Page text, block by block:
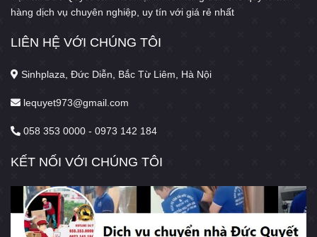
hàng dịch vụ chuyên nghiệp, uy tín với giá rẻ nhất
LIÊN HỆ VỚI CHÚNG TÔI
Sinhplaza, Đức Diễn, Bắc Từ Liêm, Hà Nội
lequyet973@gmail.com
058 353 0000 - 0973 142 184
KẾT NỐI VỚI CHÚNG TÔI